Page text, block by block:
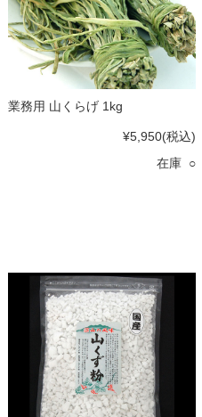
業務用 山くらげ 1kg
¥5,950(税込)
在庫 ○